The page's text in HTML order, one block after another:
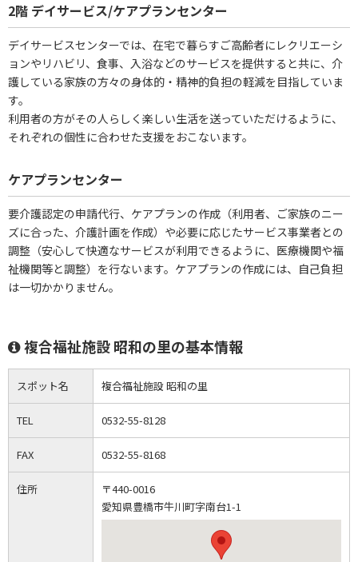
2階 デイサービス/ケアプランセンター
デイサービスセンターでは、在宅で暮らすご高齢者にレクリエーシ
ョンやリハビリ、食事、入浴などのサービスを提供すると共に、介
護している家族の方々の身体的・精神的負担の軽減を目指していま
す。
利用者の方がその人らしく楽しい生活を送っていただけるように、
それぞれの個性に合わせた支援をおこないます。
ケアプランセンター
要介護認定の申請代行、ケアプランの作成（利用者、ご家族のニー
ズに合った、介護計画を作成）や必要に応じたサービス事業者との
調整（安心して快適なサービスが利用できるように、医療機関や福
祉機関等と調整）を行ないます。ケアプランの作成には、自己負担
は一切かかりません。
複合福祉施設 昭和の里の基本情報
スポット名 複合福祉施設 昭和の里
TEL 0532-55-8128
FAX 0532-55-8168
住所
〒440-0016
愛知県豊橋市牛川町字南台1-1